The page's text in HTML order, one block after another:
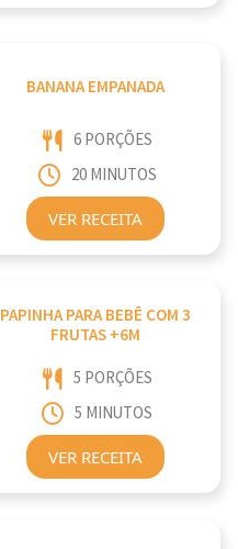
BANANA EMPANADA
6 PORÇÕES
20 MINUTOS
VER RECEITA
PAPINHA PARA BEBÊ COM 3
FRUTAS +6M
5 PORÇÕES
5 MINUTOS
VER RECEITA